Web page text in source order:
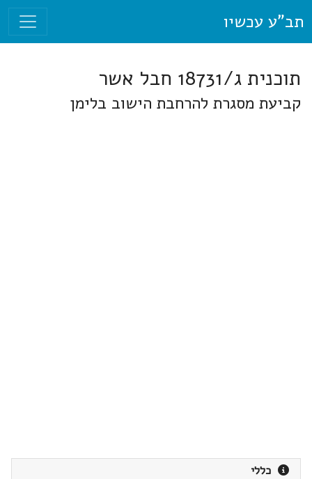
תב"ע עכשיו
תוכנית ג/18731 חבל אשר
קביעת מסגרת להרחבת הישוב בלימן
כללי